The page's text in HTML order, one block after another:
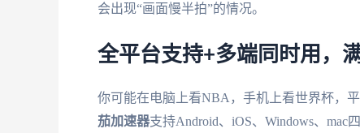
会出现“画面慢半拍”的情况。
全平台支持+多端同时用，
你可能在电脑上看NBA，手机上看世界杯，
茄加速器支持Android、iOS、Windows、